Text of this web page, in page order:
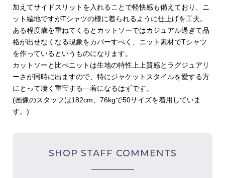
加えてサイドスリットを入れることで軽快感も備えており、ニ
ット編地ですがTシャツの様に着られるように仕上げを工夫。
ある程度歳を重ねてくるとカットソーではカジュアル過ぎて品
格が出せなくなる現象をカバーすべく、ニット素材でTシャツ
を作っているというものになります。
カットソーと比べニットは生地の特性上上質感とラグジュアリ
ーさが同時に出ますので、特にジャケットスタイルを愛する方
にとって凄く重宝する一着になるはずです。
(画像のスタッフは182cm、76kgで50サイズを着用していま
す。)
SHOP STAFF COMMENTS